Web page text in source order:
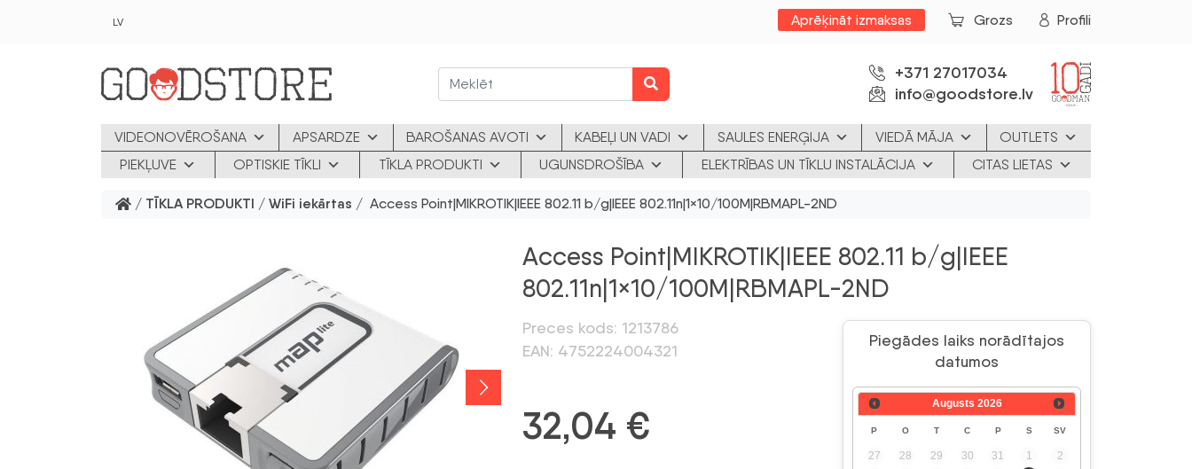
LV Aprēķināt izmaksas Grozs Profili
+371 27017034
info@goodstore.lv
VIDEONOVĒROŠANA APSARDZE BAROŠANAS AVOTI KABEĻI UN VADI SAULES ENERĢIJA VIEDĀ MĀJA
OUTLETS
PIEKĻUVE
OPTISKIE TĪKLI TĪKLA PRODUKTI UGUNSDROŠĪBA ELEKTRĪBAS UN TĪKLU INSTALĀCIJA CITAS LIETAS
/ TĪKLA PRODUKTI / WiFi iekārtas / Access Point|MIKROTIK|IEEE 802.11 b/g|IEEE 802.11n|1×10/100M|RBMAPL-2ND
Access Point|MIKROTIK|IEEE 802.11 b/g|IEEE
802.11n|1×10/100M|RBMAPL-2ND
Preces kods: 1213786
EAN: 4752224004321
Piegādes laiks norādītajos
datumos
Augusts 2026
P O T C P S SV
27 28 29 30 31 1
2
32,04 €